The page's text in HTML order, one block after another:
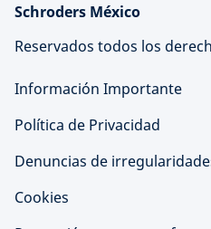
Schroders México
Reservados todos los
Información Importante
Política de Privacidad
Denuncias de
Cookies